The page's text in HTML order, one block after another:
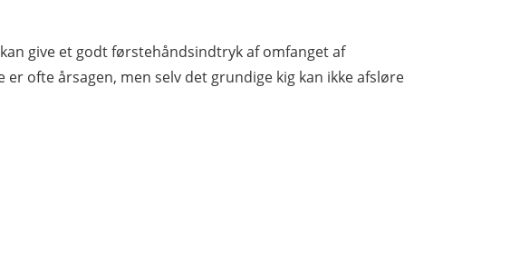
give et godt førstehåndsindtryk af omfanget af
ofte årsagen, men selv det grundige kig kan ikke afsløre